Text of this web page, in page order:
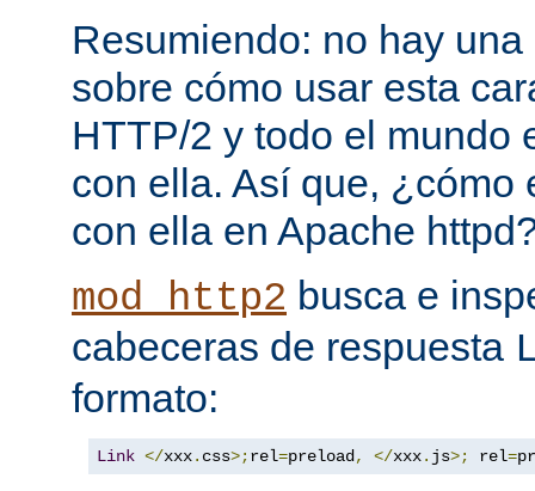
Resumiendo: no hay
sobre cómo usar esta
HTTP/2 y todo el mundo
con ella. Así que, ¿cómo
con ella en Apache
mod_http2 busca e
cabeceras de respuesta
formato:
Link </xxx. css>;rel=preload, </xxx. js>; rel=